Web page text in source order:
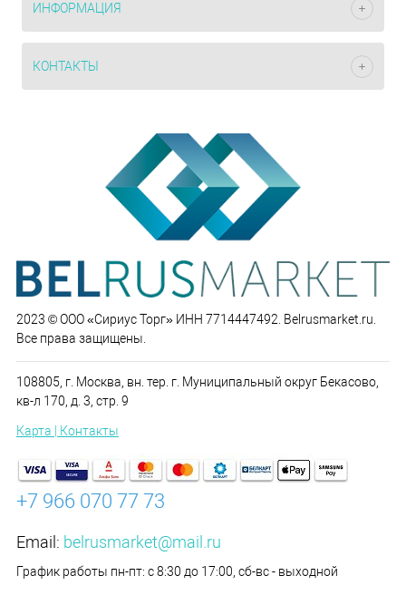
ИНФОРМАЦИЯ
КОНТАКТЫ
2023 © ООО «Сириус Торг» ИНН 7714447492. Belrusmarket.ru.
Все права защищены.
108805, г. Москва, вн. тер. г. Муниципальный округ Бекасово,
кв-л 170, д. 3, стр. 9
Карта | Контакты
+7 966 070 77 73
Email: belrusmarket@mail.ru
График работы пн-пт: с 8:30 до 17:00, сб-вс - выходной